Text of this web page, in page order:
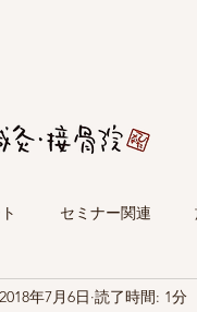
セミナー関連
2018年7月6日 読了時間: 1分